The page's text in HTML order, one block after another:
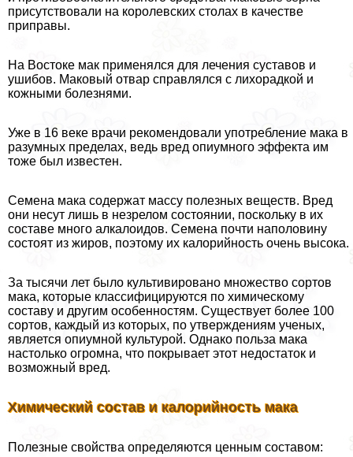
присутствовали на королевских столах в качестве
приправы.
На Востоке мак применялся для лечения суставов и
ушибов. Маковый отвар справлялся с лихорадкой и
кожными болезнями.
Уже в 16 веке врачи рекомендовали употрeбление мака в
разумных пределах, ведь вред опиумного эффекта им
тоже был известен.
Семена мака содержат массу полезных веществ. Вред
они несут лишь в незрелом состоянии, поскольку в их
составе много алкалоидов. Семена почти наполовину
состоят из жиров, поэтому их калорийность очень высока.
За тысячи лет было культивировано множество сортов
мака, которые классифицируются по химическому
составу и другим особенностям. Существует более 100
сортов, каждый из которых, по утверждениям ученых,
является опиумной культурой. Однако польза мака
настолько огромна, что покрывает этот недостаток и
возможный вред.
Химический состав и калорийность мака
Полезные свойства определяются ценным составом: